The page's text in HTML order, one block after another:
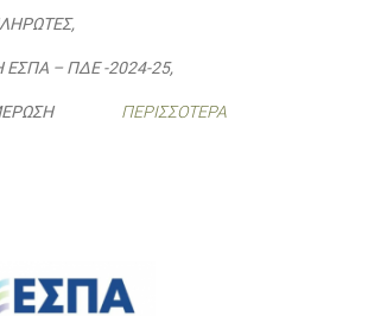
,
– ΠΔΕ -2024-25,
ΠΕΡΙΣΣΌΤΕΡΑ